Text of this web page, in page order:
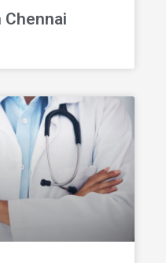
Chennai